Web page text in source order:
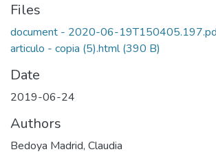
Files
document - 2020-06-
articulo - copia (5).html(390 B)
Date
2019-06-24
Authors
Bedoya Madrid, Claudia